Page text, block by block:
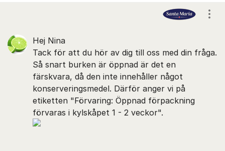
Hej Nina
Tack för att du hör av dig till oss med din fråga.
Så snart burken är öppnad är det en
färskvara, då den inte innehåller något
konserveringsmedel. Därför anger vi på
etiketten "Förvaring: Öppnad förpackning
förvaras i kylskåpet 1 - 2 veckor".